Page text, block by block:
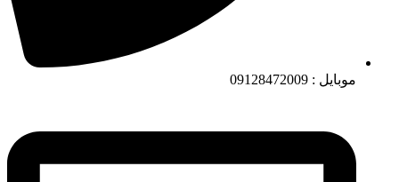
موبایل : 09128472009